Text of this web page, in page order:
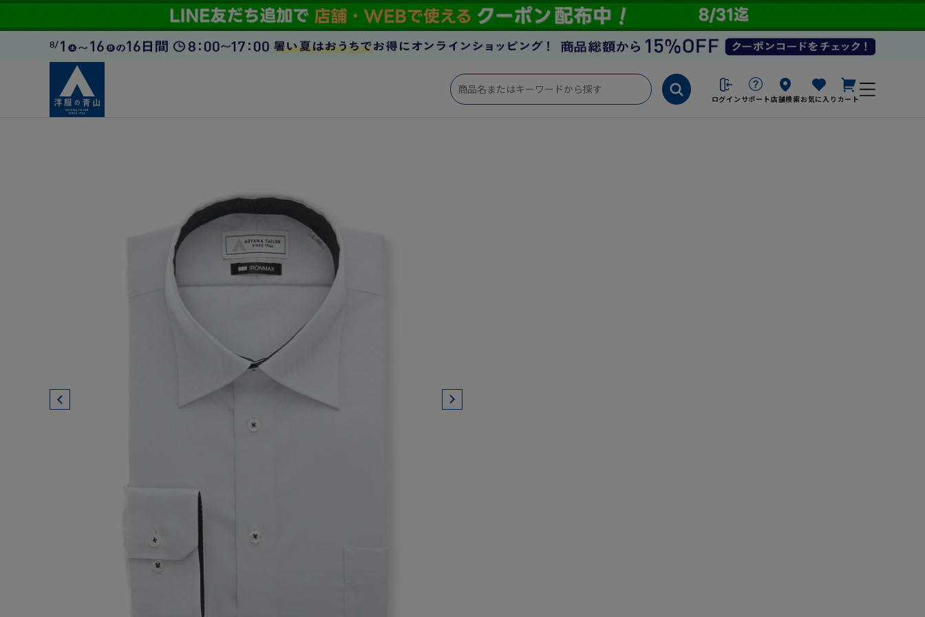
ログイン サポート店舗検索お気に入り カート